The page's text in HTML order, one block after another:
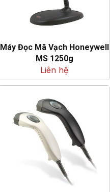
Máy Đọc Mã Vạch Honeywell
MS 1250g
Liên hệ